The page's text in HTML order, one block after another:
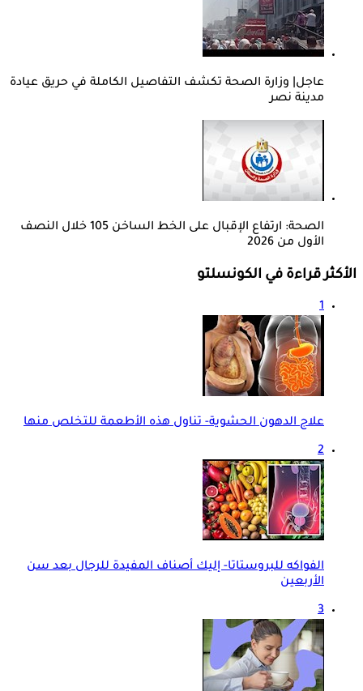
عاجل| وزارة الصحة تكشف التفاصيل الكاملة في حريق عيادة
مدينة نصر
الصحة: ارتفاع الإقبال على الخط الساخن 105 خلال النصف
الأول من 2026
الأكثر قراءة في الكونسلتو
1
علاج الدهون الحشوية- تناول هذه الأطعمة للتخلص منها
2
الفواكه للبروستاتا- إليك أصناف المفيدة للرجال بعد سن
الأربعين
3